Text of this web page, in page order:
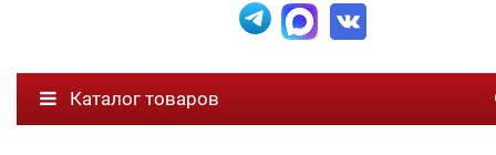
Каталог товаров